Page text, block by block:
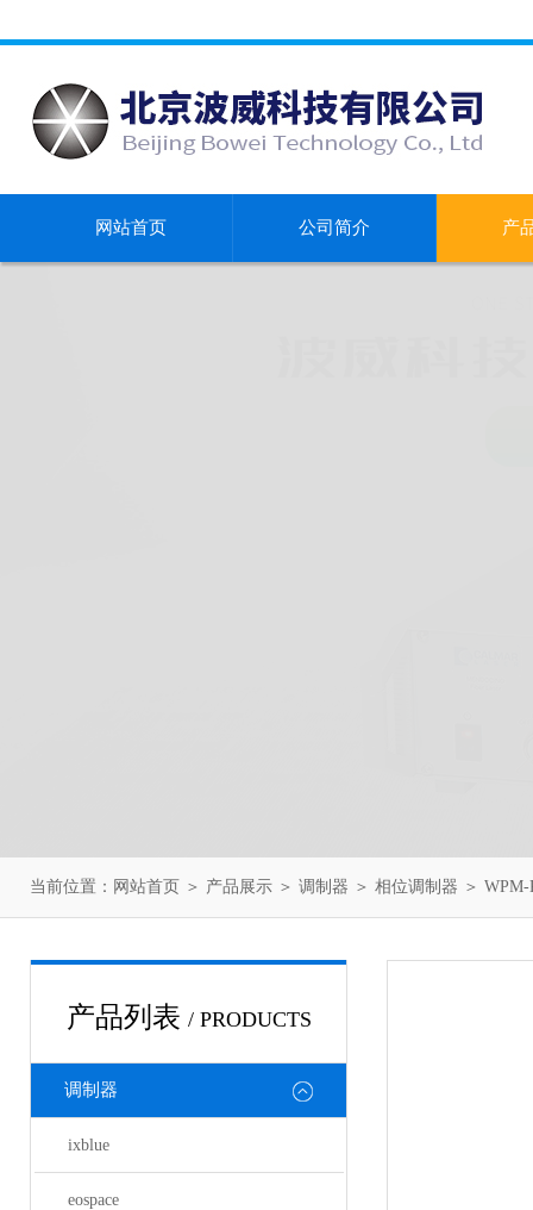
网站首页 公司简介 产
当前位置： 网站首页 ＞ 产品展示 ＞ 调制器 ＞ 相位调制器 ＞
产品列表 / PRODUCTS
调制器
ixblue
eospace